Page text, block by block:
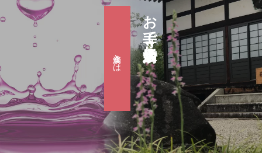
お寺で婚活『滴水会』
滴水会とは